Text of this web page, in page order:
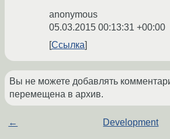
anonymous
05.03.2015 00:13:31 +00:00
Ссылка
Вы не можете добавлять
перемещена в архив.
← Development